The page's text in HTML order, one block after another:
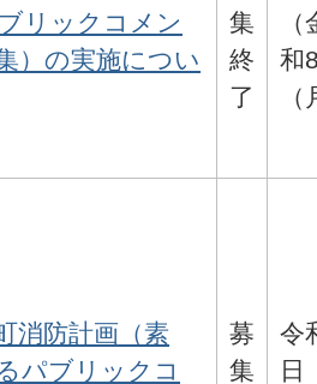
リックコメン
）の実施につい
集
終
了
和
消防計画（素
パブリックコ
募
集
令
日